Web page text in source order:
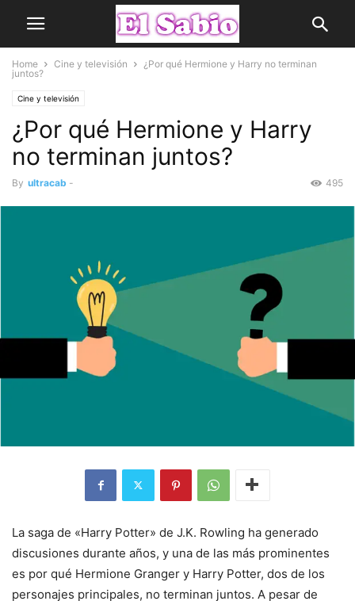
Home Cine y televisión
¿Por qué Hermione y Harry no terminan
juntos?
Cine y televisión
¿Por qué Hermione y Harry
no terminan juntos?
By ultracab - 495
La saga de «Harry Potter» de J.K. Rowling ha generado
discusiones durante años, y una de las más prominentes
es por qué Hermione Granger y Harry Potter, dos de los
personajes principales, no terminan juntos. A pesar de